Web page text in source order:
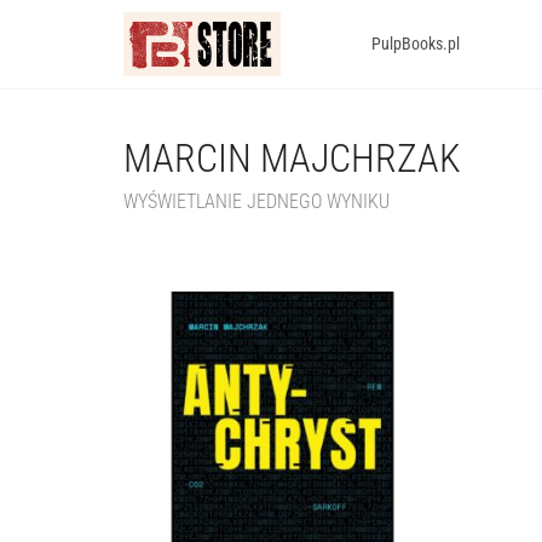
PulpBooks.pl
MARCIN MAJCHRZAK
WYŚWIETLANIE JEDNEGO WYNIKU